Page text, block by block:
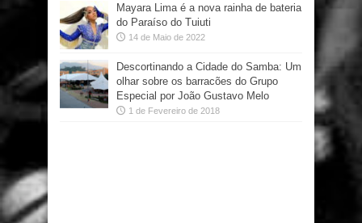
Mayara Lima é a nova rainha de bateria
do Paraíso do Tuiuti
14 de Maio de 2022
Descortinando a Cidade do Samba: Um
olhar sobre os barracões do Grupo
Especial por João Gustavo Melo
1 de Fevereiro de 2018